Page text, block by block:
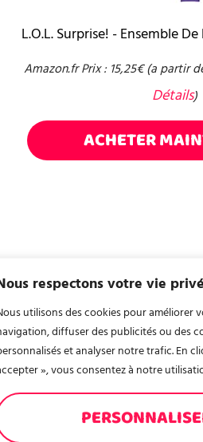
respectons votre vie
utilisons des cookies pour améliorer
diffuser des publicités ou des
et analyser notre trafic. En
», vous consentez à notre
L.O.L. Surprise! - Ensemble
Amazon.fr Prix : 15,25€(a partir
Détails)
ACHETER
Site non officiel 100%
meilleure vision des collections
PAGES